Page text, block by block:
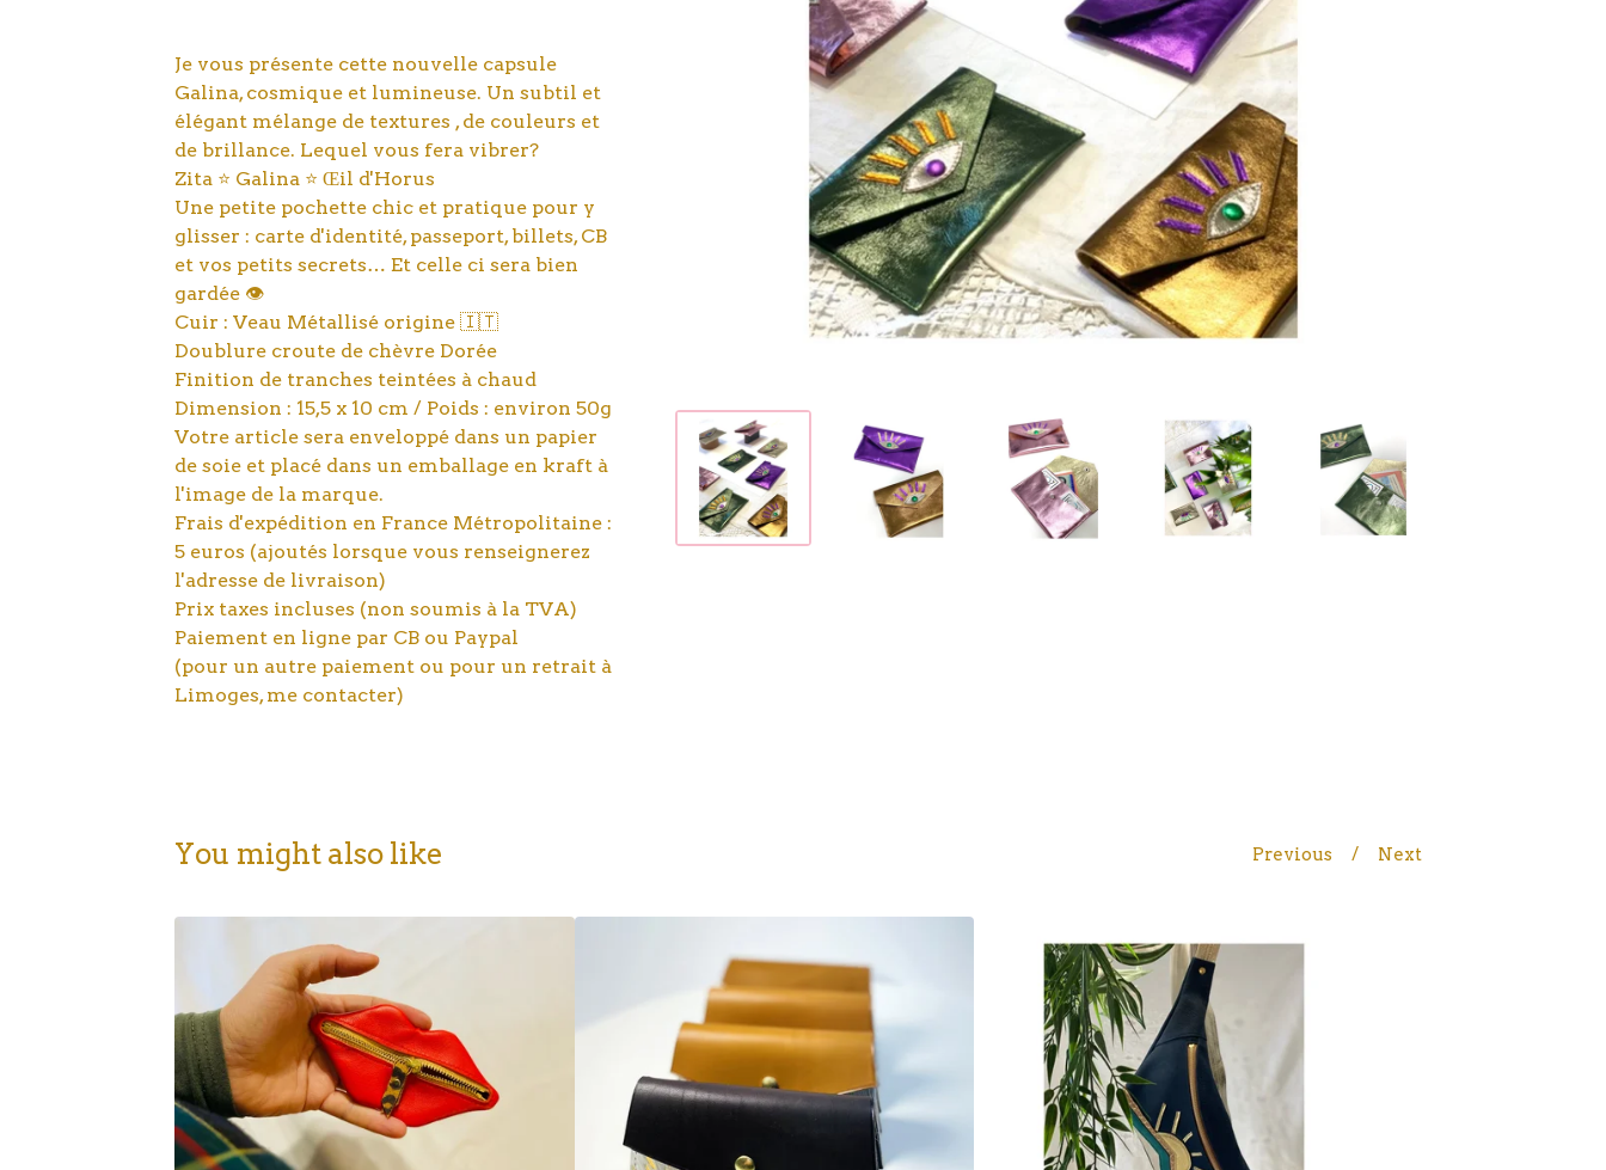
Je vous présente cette nouvelle capsule
Galina, cosmique et lumineuse. Un subtil et
élégant mélange de textures , de couleurs et
de brillance. Lequel vous fera vibrer?
Zita ⭐️ Galina ⭐️ Œil d'Horus
Une petite pochette chic et pratique pour y
glisser : carte d'identité, passeport, billets, CB
et vos petits secrets… Et celle ci sera bien
gardée 👁️
Cuir : Veau Métallisé origine 🇮🇹
Doublure croute de chèvre Dorée
Finition de tranches teintées à chaud
Dimension : 15,5 x 10 cm / Poids : environ 50g
Votre article sera enveloppé dans un papier
de soie et placé dans un emballage en kraft à
l'image de la marque.
Frais d'expédition en France Métropolitaine :
5 euros (ajoutés lorsque vous renseignerez
l'adresse de livraison)
Prix taxes incluses (non soumis à la TVA)
Paiement en ligne par CB ou Paypal
(pour un autre paiement ou pour un retrait à
Limoges, me contacter)
You might also like Previous Next